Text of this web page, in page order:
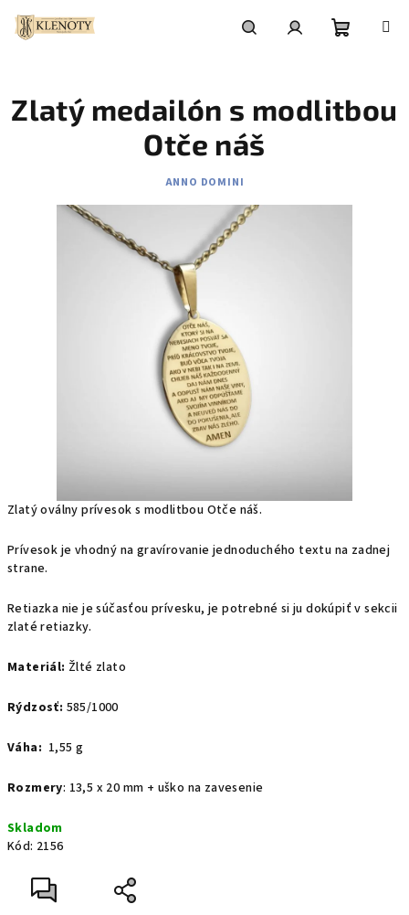
obsah
košík
Zlatý oválny prívesok s modlitbou Otče náš.
Prívesok je vhodný na gravírovanie jednoduchého textu na zadnej
strane.
Retiazka nie je súčasťou prívesku, je potrebné si ju dokúpiť v sekcii
zlaté retiazky.
Materiál: Žlté zlato
Rýdzosť: 585/1000
Váha: 1,55 g
Rozmery: 13,5 x 20 mm + uško na zavesenie
Skladom
Kód: 2156
Zlatý medailón s modlitbou
Otče náš
ANNO DOMINI